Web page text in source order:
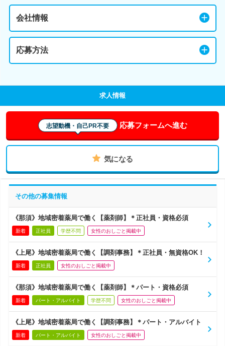
会社情報
応募方法
求人情報
志望動機・自己PR不要 応募フォームへ進む
気になる
その他の募集情報
《那須》地域密着薬局で働く【薬剤師】＊正社員・資格必須
新着 正社員 学歴不問 女性のおしごと掲載中
《上尾》地域密着薬局で働く【調剤事務】＊正社員・無資格OK！
新着 正社員 女性のおしごと掲載中
《那須》地域密着薬局で働く【薬剤師】＊パート・資格必須
新着 パート・アルバイト 学歴不問 女性のおしごと掲載中
《上尾》地域密着薬局で働く【調剤事務】＊パート・アルバイト
新着 パート・アルバイト 女性のおしごと掲載中